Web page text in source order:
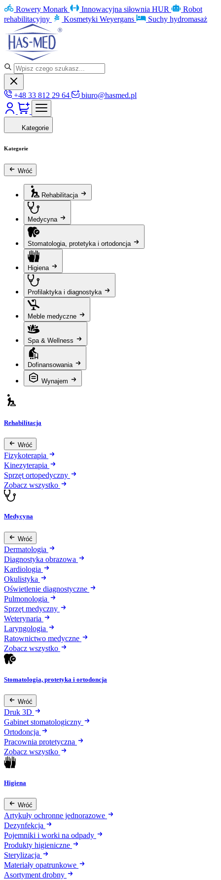
Rowery Monark Innowacyjna siłownia HUR
Robot
rehabilitacyjny
Kosmetyki Weyergans Suchy hydromasaż
+48 33 812 29 64 biuro@hasmed.pl
Kategorie
Kategorie
Wróć
Rehabilitacja
Medycyna
Stomatologia, protetyka i ortodoncja
Higiena
Profilaktyka i diagnostyka
Meble medyczne
Spa & Wellness
Dofinansowania
Wynajem
Rehabilitacja
Wróć
Fizykoterapia
Kinezyterapia
Sprzęt ortopedyczny
Zobacz wszystko
Medycyna
Wróć
Dermatologia
Diagnostyka obrazowa
Kardiologia
Okulistyka
Oświetlenie diagnostyczne
Pulmonologia
Sprzęt medyczny
Weterynaria
Laryngologia
Ratownictwo medyczne
Zobacz wszystko
Stomatologia, protetyka i ortodoncja
Wróć
Druk 3D
Gabinet stomatologiczny
Ortodoncja
Pracownia protetyczna
Zobacz wszystko
Higiena
Wróć
Artykuły ochronne jednorazowe
Dezynfekcja
Pojemniki i worki na odpady
Produkty higieniczne
Sterylizacja
Materiały opatrunkowe
Asortyment drobny